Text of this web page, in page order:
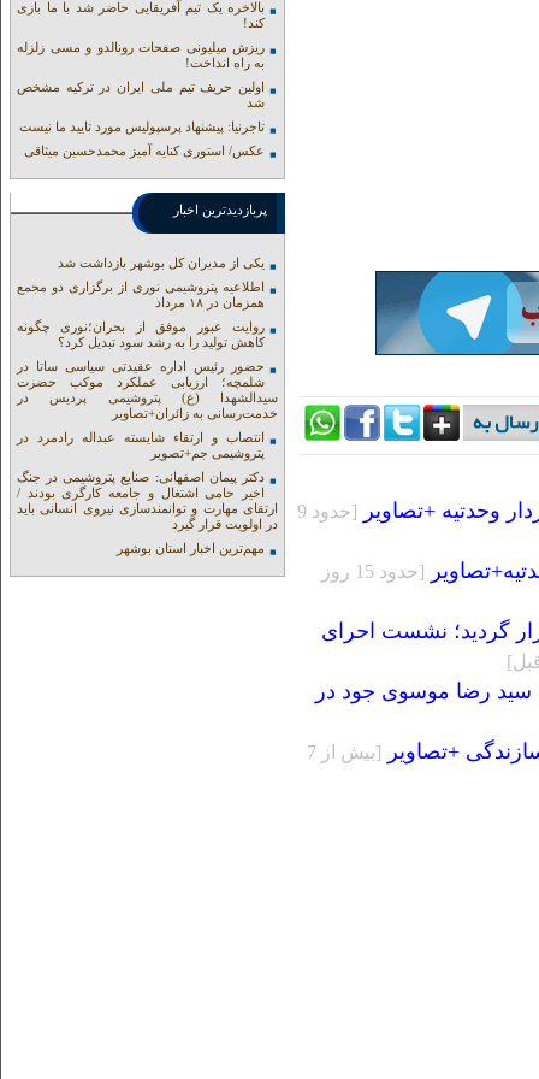
وحدتیه +تصاویر [حدود 9
[حدود 15 روز
گردید؛ نشست احرای
سید رضا موسوی جود در
+تصاویر [بيش از 7
بالاخره یک تیم آفریقایی حاضر شد با ما بازی
کند!
ریزش میلیونی صفحات رونالدو و مسی زلزله
به راه انداخت!
اولین حریف تیم ملی ایران در ترکیه مشخص
شد
تاجرنیا: پیشنهاد پرسپولیس مورد تایید ما نیست
عکس/ استوری کنایه آمیز محمدحسین میثاقی
پربازدیدترین اخبار
یکی از مدیران کل بوشهر بازداشت شد
اطلاعیه پتروشیمی نوری از برگزاری دو مجمع
همزمان در ۱۸ مرداد
روایت عبور موفق از بحران؛نوری چگونه
کاهش تولید را به رشد سود تبدیل کرد؟
حضور رئیس اداره عقیدتی سیاسی ساتا در
شلمچه؛ ارزیابی عملکرد موکب حضرت
سیدالشهدا (ع) پتروشیمی پردیس در
خدمت‌رسانی به زائران+تصاویر
انتصاب و ارتقاء شایسته عبداله رادمرد در
پتروشیمی جم+تصویر
دکتر پیمان اصفهانی: صنایع پتروشیمی در جنگ
اخیر حامی اشتغال و جامعه کارگری بودند /
ارتقای مهارت و توانمندسازی نیروی انسانی باید
در اولویت قرار گیرد
مهم‌ترین اخبار استان بوشهر